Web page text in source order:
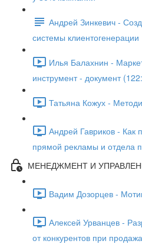
Андрей Зинкевич -
системы клиентогенерации
Илья Балахнин -
инструмент - документ
Татьяна Кожух -
Андрей Гавриков - Как
прямой рекламы и отдела
МЕНЕДЖМЕНТ И
Вадим Дозорцев -
Алексей Урванцев -
от конкурентов при